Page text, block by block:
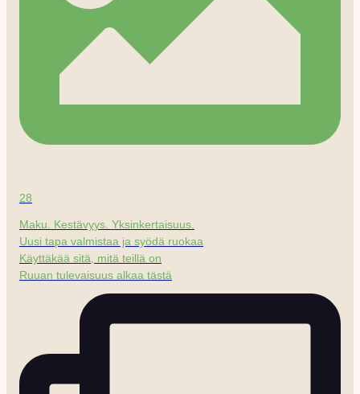
28
Maku. Kestävyys. Yksinkertaisuus.
Uusi tapa valmistaa ja syödä ruokaa
Käyttäkää sitä, mitä teillä on
Ruuan tulevaisuus alkaa tästä